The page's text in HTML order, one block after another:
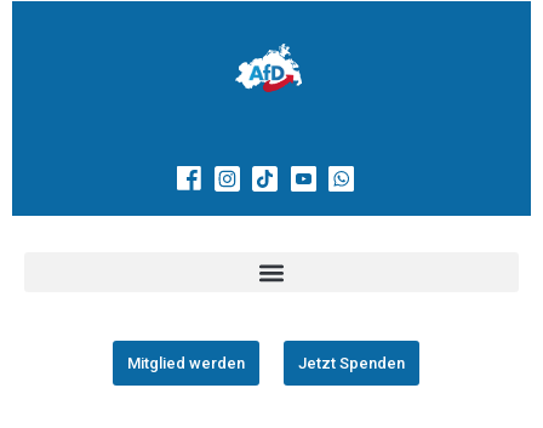
Mitglied werden Jetzt Spenden